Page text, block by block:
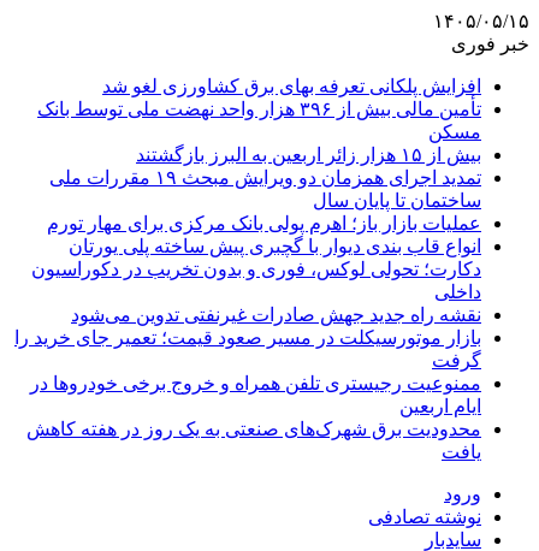
۱۴۰۵/۰۵/۱۵
خبر فوری
افزایش پلکانی تعرفه بهای برق کشاورزی لغو شد
تأمین مالی بیش از ۳۹۶ هزار واحد نهضت ملی توسط بانک
مسکن
بیش از ۱۵ هزار زائر اربعین به البرز بازگشتند
تمدید اجرای همزمان دو ویرایش مبحث ۱۹ مقررات ملی
ساختمان تا پایان سال
عملیات بازار باز؛ اهرم پولی بانک مرکزی برای مهار تورم
انواع قاب بندی دیوار با گچبری پیش ساخته پلی یورتان
دکارت؛ تحولی لوکس، فوری و بدون تخریب در دکوراسیون
داخلی
نقشه راه جدید جهش صادرات غیرنفتی تدوین می‌شود
بازار موتورسیکلت در مسیر صعود قیمت؛ تعمیر جای خرید را
گرفت
ممنوعیت رجیستری تلفن همراه و خروج برخی خودروها در
ایام اربعین
محدودیت برق شهرک‌های صنعتی به یک روز در هفته کاهش
یافت
ورود
نوشته تصادفی
سایدبار